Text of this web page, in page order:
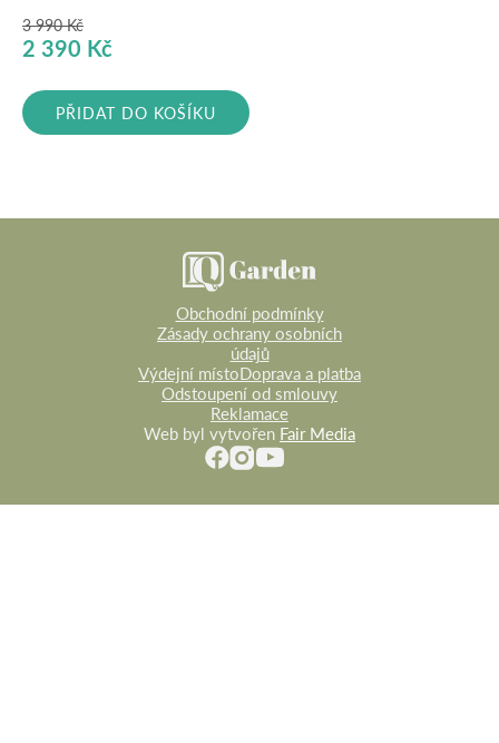
3 990Kč
Původní
byla:
3
2 390 Kč
je:
2
PŘIDAT DO KOŠÍKU
Obchodní podmínky
Zásady ochrany osobních
údajů
Výdejní místoDoprava a platba
Odstoupení od smlouvy
Reklamace
Web byl vytvořen Fair Media